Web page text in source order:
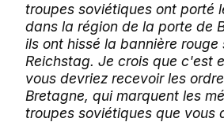
troupes soviétiques ont porté
dans la région de la porte de
ils ont hissé la bannière rouge
Reichstag. Je crois que c'est
vous devriez recevoir les
Bretagne, qui marquent les
troupes soviétiques que vous